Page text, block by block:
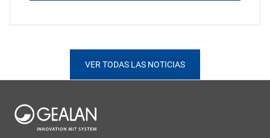
VER TODAS LAS NOTICIAS